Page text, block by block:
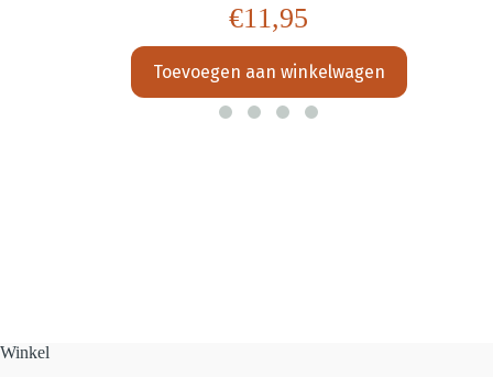
€11,95
Toevoegen aan winkelwagen
Winkel